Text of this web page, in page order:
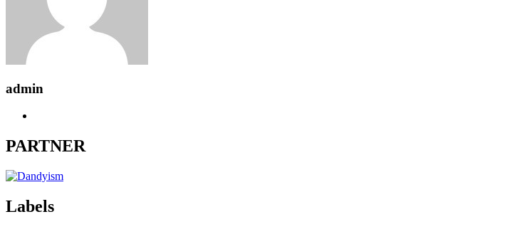
admin
PARTNER
Labels